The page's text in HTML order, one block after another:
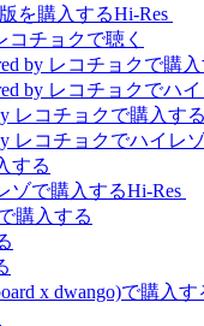
Hi-Res
Hi-Res